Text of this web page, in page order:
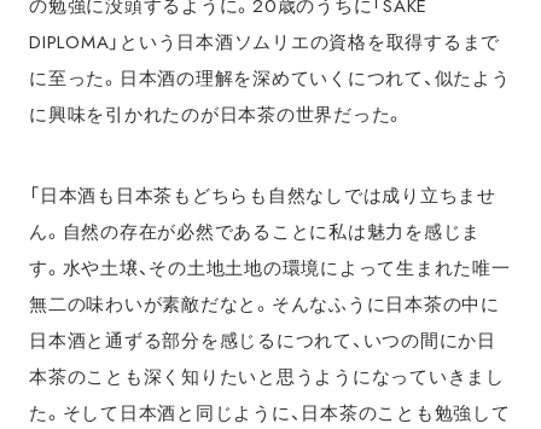
の勉強に没頭するように。20歳のうちに「SAKE
DIPLOMA」という日本酒ソムリエの資格を取得するまで
に至った。日本酒の理解を深めていくにつれて、似たよう
に興味を引かれたのが日本茶の世界だった。
「日本酒も日本茶もどちらも自然なしでは成り立ちませ
ん。自然の存在が必然であることに私は魅力を感じま
す。水や土壌、その土地土地の環境によって生まれた唯一
無二の味わいが素敵だなと。そんなふうに日本茶の中に
日本酒と通ずる部分を感じるにつれて、いつの間にか日
本茶のことも深く知りたいと思うようになっていきまし
た。そして日本酒と同じように、日本茶のことも勉強して